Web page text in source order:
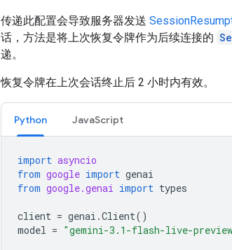
传递此配置会导致服务器发送
话，方法是将上次恢复令牌作为后续连接的
递。
恢复令牌在上次会话终止后 2 小时内有效。
Python JavaScript
import asyncio
from google import genai
from google.genai import types
client = genai .Client()
model = "gemini-3.1-flash-live-